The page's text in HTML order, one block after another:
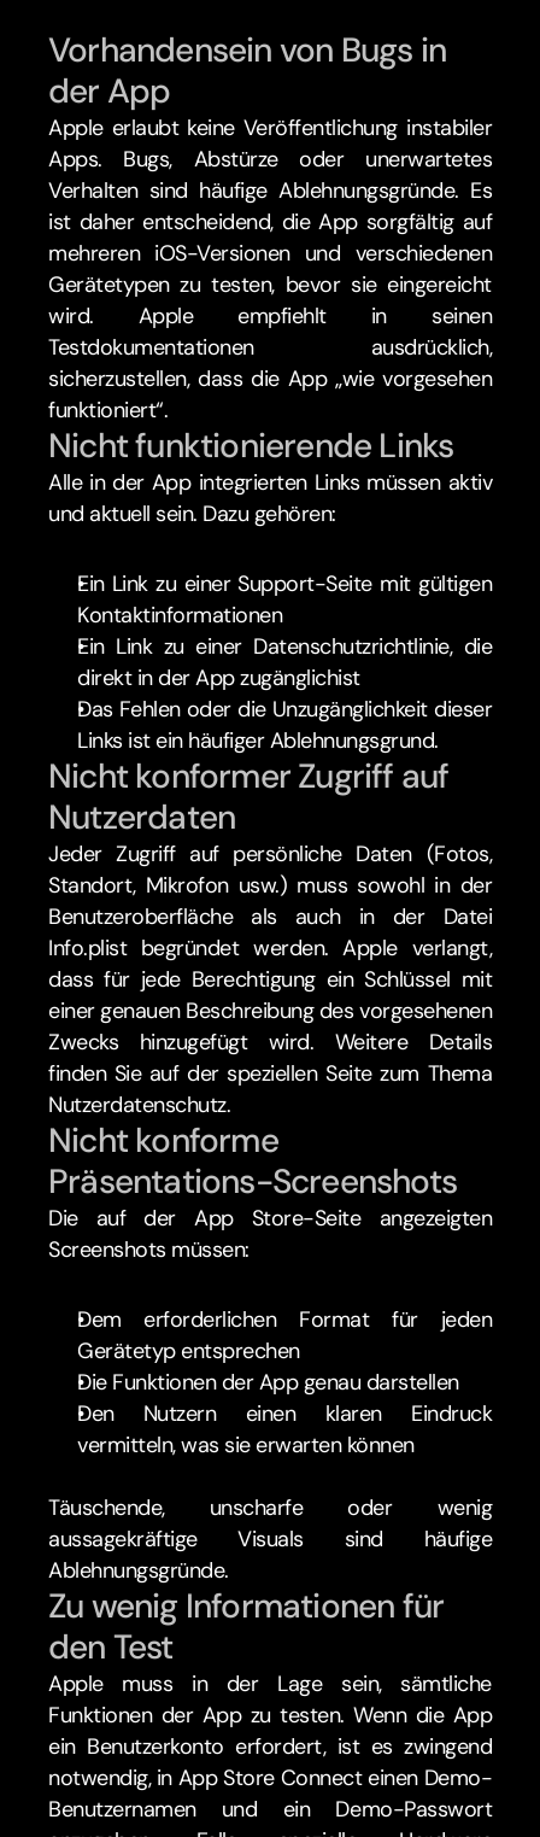
Vorhandensein von Bugs in
der App
Apple erlaubt keine Veröffentlichung instabiler
Apps. Bugs, Abstürze oder unerwartetes
Verhalten sind häufige Ablehnungsgründe. Es
ist daher entscheidend, die App sorgfältig auf
mehreren iOS-Versionen und verschiedenen
Gerätetypen zu testen, bevor sie eingereicht
wird. Apple empfiehlt in seinen
Testdokumentationen ausdrücklich,
sicherzustellen, dass die App „wie vorgesehen
funktioniert“.
Nicht funktionierende Links
Alle in der App integrierten Links müssen aktiv
und aktuell sein. Dazu gehören:
Ein Link zu einer Support-Seite mit gültigen
Kontaktinformationen
Ein Link zu einer Datenschutzrichtlinie, die
direkt in der App zugänglichist
Das Fehlen oder die Unzugänglichkeit dieser
Links ist ein häufiger Ablehnungsgrund.
Nicht konformer Zugriff auf
Nutzerdaten
Jeder Zugriff auf persönliche Daten (Fotos,
Standort, Mikrofon usw.) muss sowohl in der
Benutzeroberfläche als auch in der Datei
Info.plist begründet werden. Apple verlangt,
dass für jede Berechtigung ein Schlüssel mit
einer genauen Beschreibung des vorgesehenen
Zwecks hinzugefügt wird. Weitere Details
finden Sie auf der speziellen Seite zum Thema
Nutzerdatenschutz.
Nicht konforme
Präsentations-Screenshots
Die auf der App Store-Seite angezeigten
Screenshots müssen:
Dem erforderlichen Format für jeden
Gerätetyp entsprechen
Die Funktionen der App genau darstellen
Den Nutzern einen klaren Eindruck
vermitteln, was sie erwarten können
Täuschende, unscharfe oder wenig
aussagekräftige Visuals sind häufige
Ablehnungsgründe.
Zu wenig Informationen für
den Test
Apple muss in der Lage sein, sämtliche
Funktionen der App zu testen. Wenn die App
ein Benutzerkonto erfordert, ist es zwingend
notwendig, in App Store Connect einen Demo-
Benutzernamen und ein Demo-Passwort